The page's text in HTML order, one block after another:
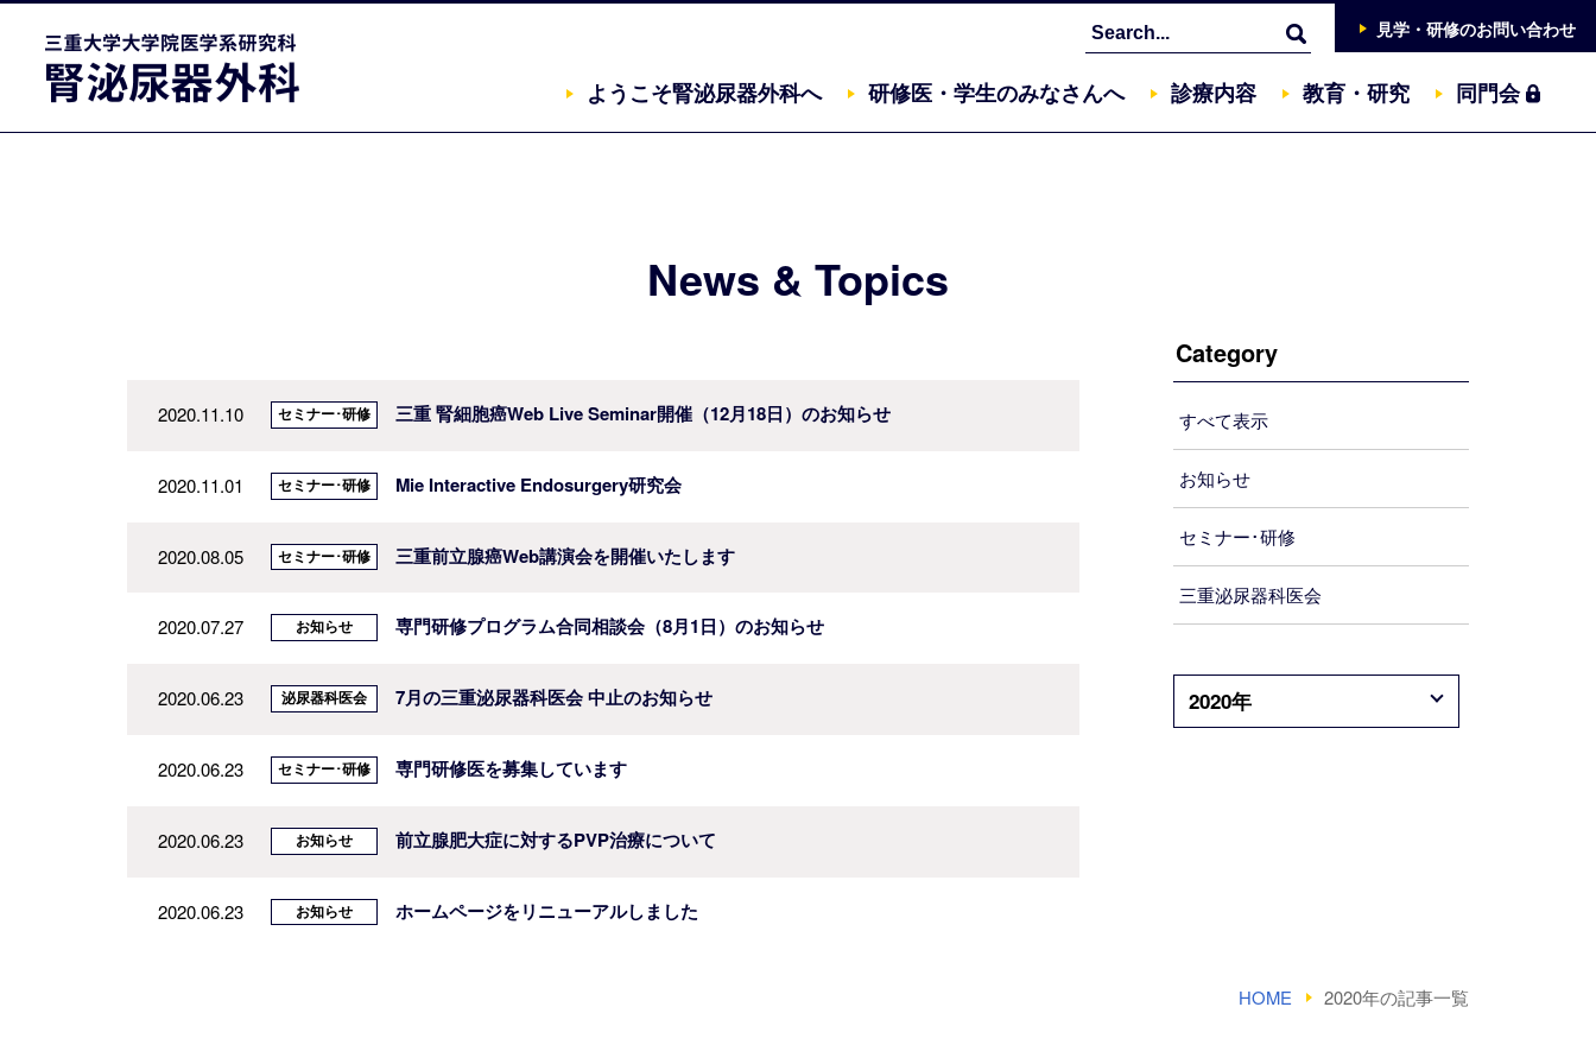
三重大学大学院医学系研究科 腎泌尿器外科
見学・研修のお問い合わせ
ようこそ腎泌尿器外科へ 研修医・学生のみなさんへ 診療内容 教育・研究 同門会
News & Topics
2020.11.10 セミナー･研修 三重 腎細胞癌Web Live Seminar開催（12月18日）のお知らせ
2020.11.01 セミナー･研修 Mie Interactive Endosurgery研究会
2020.08.05 セミナー･研修 三重前立腺癌Web講演会を開催いたします
2020.07.27 お知らせ 専門研修プログラム合同相談会（8月1日）のお知らせ
2020.06.23 泌尿器科医会 7月の三重泌尿器科医会 中止のお知らせ
2020.06.23 セミナー･研修 専門研修医を募集しています
2020.06.23 お知らせ 前立腺肥大症に対するPVP治療について
2020.06.23 お知らせ ホームページをリニューアルしました
Category
すべて表示
お知らせ
セミナー･研修
三重泌尿器科医会
2020年
HOME 2020年の記事一覧